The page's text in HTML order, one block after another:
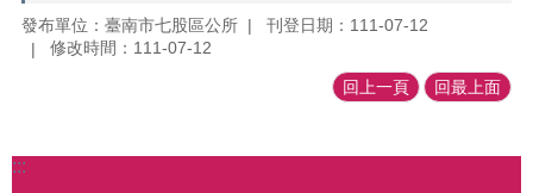
發布單位：臺南市七股區公所
刊登日期：111-07-12
修改時間：111-07-12
回上一頁 回最上面
:::